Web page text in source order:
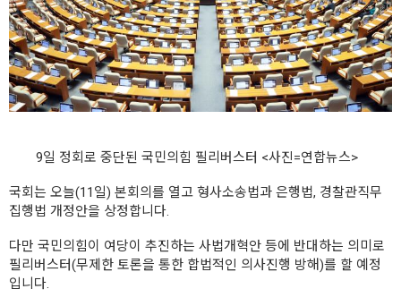
9일 정회로 중단된 국민의힘 필리버스터 <사진=연합뉴스>
국회는 오늘(11일) 본회의를 열고 형사소송법과 은행법, 경찰관직무
집행법 개정안을 상정합니다.
다만 국민의힘이 여당이 추진하는 사법개혁안 등에 반대하는 의미로
필리버스터(무제한 토론을 통한 합법적인 의사진행 방해)를 할 예정
입니다.